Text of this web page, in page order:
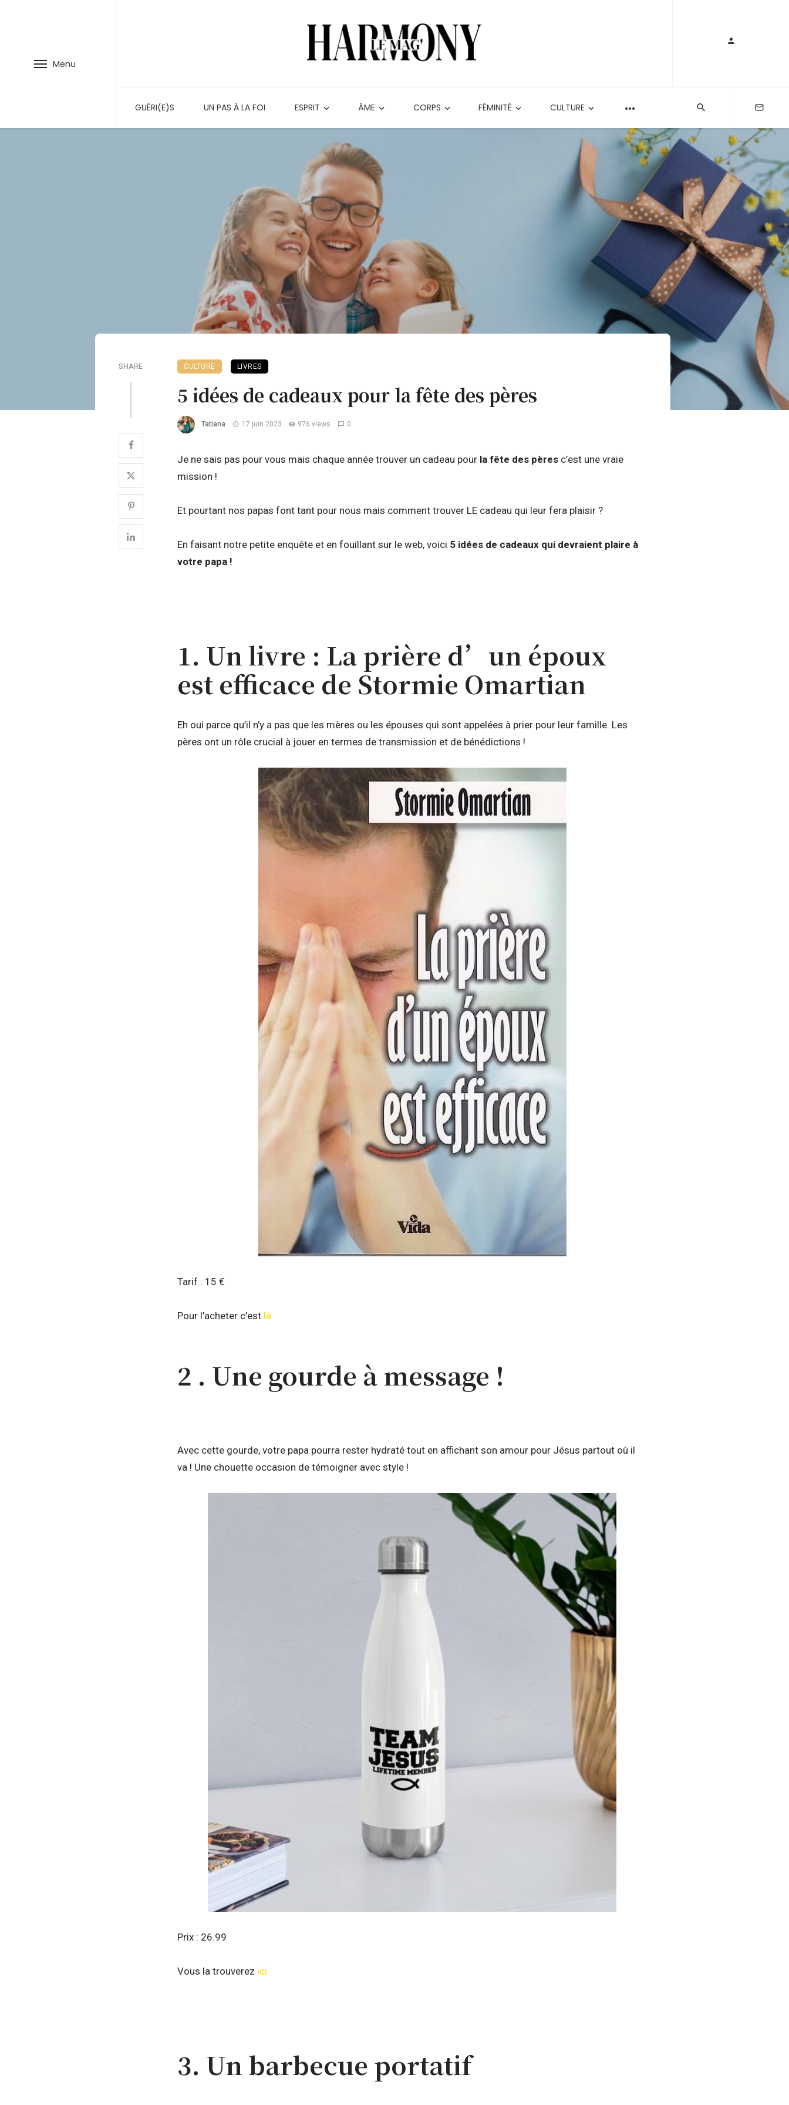
Menu
GUÉRI(E)S UN PAS À LA FOI ESPRIT ÂME CORPS FÉMINITÉ CULTURE
SHARE CULTURE LIVRES
5 idées de cadeaux pour la fête des pères
Tatiana 17 juin 2023 976 views 0
Je ne sais pas pour vous mais chaque année trouver un cadeau pour la fête des pères c’est une vraie
mission !
Et pourtant nos papas font tant pour nous mais comment trouver LE cadeau qui leur fera plaisir ?
En faisant notre petite enquête et en fouillant sur le web, voici 5 idées de cadeaux qui devraient plaire à
votre papa !
1. Un livre : La prière d’un époux
est efficace de Stormie Omartian
Eh oui parce qu’il n’y a pas que les mères ou les épouses qui sont appelées à prier pour leur famille. Les
pères ont un rôle crucial à jouer en termes de transmission et de bénédictions !
Tarif : 15 €
Pour l’acheter c’est là
2 . Une gourde à message !
Avec cette gourde, votre papa pourra rester hydraté tout en affichant son amour pour Jésus partout où il
va ! Une chouette occasion de témoigner avec style !
Prix : 26.99
Vous la trouverez ici
3. Un barbecue portatif